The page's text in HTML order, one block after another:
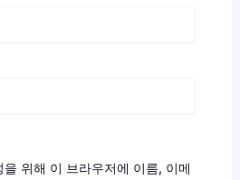
위해 이 브라우저에 이름, 이메